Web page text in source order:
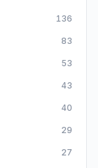
136
83
53
43
40
29
27